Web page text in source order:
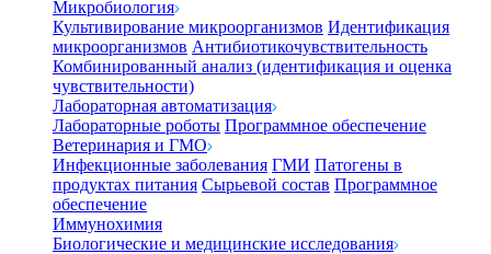
Микробиология
Культивирование микроорганизмов Идентификация
микроорганизмов Антибиотикочувствительность
Комбинированный анализ (идентификация и оценка
чувствительности)
Лабораторная автоматизация
Лабораторные роботы Программное обеспечение
Ветеринария и ГМО
Инфекционные заболевания ГМИ Патогены в
продуктах питания Сырьевой состав Программное
обеспечение
Иммунохимия
Биологические и медицинские исследования